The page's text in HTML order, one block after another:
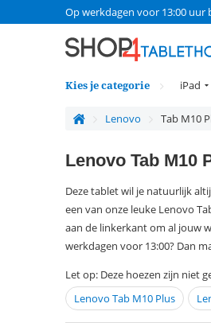
Op werkdagen voor 13:00 uur
Kies je categorie iPad
Lenovo Tab M10
Lenovo Tab M10
Deze tablet wil je natuurlijk
een van onze leuke Lenovo
aan de linkerkant om al jouw
werkdagen voor 13:00? Dan
Let op: Deze hoezen zijn niet
Lenovo Tab M10 Plus